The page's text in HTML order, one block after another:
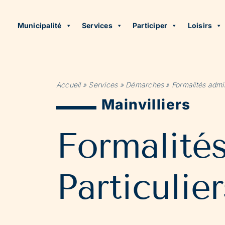
Municipalité Services Participer Loisirs
Accueil» Services» Démarches» Formalités
Mainvilliers